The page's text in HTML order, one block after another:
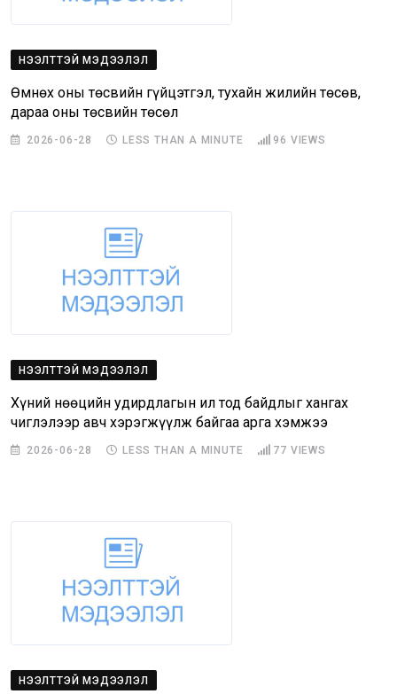
НЭЭЛТТЭЙ МЭДЭЭЛЭЛ
Өмнөх оны төсвийн гүйцэтгэл, тухайн жилийн төсөв,
дараа оны төсвийн төсөл
2026-06-28 LESS THAN A MINUTE 96 VIEWS
НЭЭЛТТЭЙ МЭДЭЭЛЭЛ
Хүний нөөцийн удирдлагын ил тод байдлыг хангах
чиглэлээр авч хэрэгжүүлж байгаа арга хэмжээ
2026-06-28 LESS THAN A MINUTE 77 VIEWS
НЭЭЛТТЭЙ МЭДЭЭЛЭЛ